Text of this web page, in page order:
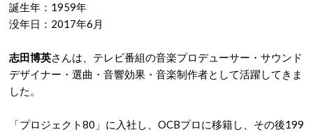
誕生年：1959年
没年日：2017年6月
志田博英さんは、テレビ番組の音楽プロデューサー・サウンド
デザイナー・選曲・音響効果・音楽制作者として活躍してきま
した。
「プロジェクト80」に入社し、OCBプロに移籍し、その後199